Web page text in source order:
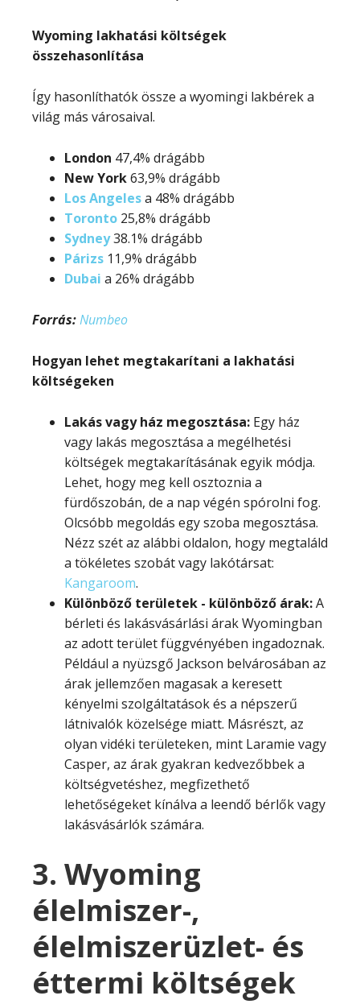
Wyoming lakhatási költségek
összehasonlítása
Így hasonlíthatók össze a wyomingi lakbérek a
világ más városaival.
London 47,4% drágább
New York63,9% drágább
Los Angelesa 48% drágább
Toronto 25,8% drágább
Sydney38.1% drágább
Párizs 11,9% drágább
Dubai a 26% drágább
Forrás:Numbeo
Hogyan lehet megtakarítani a lakhatási
költségeken
Lakás vagy ház megosztása: Egy ház
vagy lakás megosztása a megélhetési
költségek megtakarításának egyik módja.
Lehet, hogy meg kell osztoznia a
fürdőszobán, de a nap végén spórolni fog.
Olcsóbb megoldás egy szoba megosztása.
Nézz szét az alábbi oldalon, hogy megtaláld
a tökéletes szobát vagy lakótársat:
Kangaroom.
Különböző területek - különböző árak:A
bérleti és lakásvásárlási árak Wyomingban
az adott terület függvényében ingadoznak.
Például a nyüzsgő Jackson belvárosában az
árak jellemzően magasak a keresett
kényelmi szolgáltatások és a népszerű
látnivalók közelsége miatt. Másrészt, az
olyan vidéki területeken, mint Laramie vagy
Casper, az árak gyakran kedvezőbbek a
költségvetéshez, megfizethető
lehetőségeket kínálva a leendő bérlők vagy
lakásvásárlók számára.
3. Wyoming
élelmiszer-,
élelmiszerüzlet- és
éttermi költségek